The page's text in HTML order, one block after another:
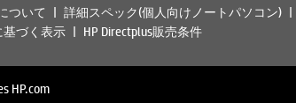
ついて 詳細スペック(個人向けノートパソコン)
づく表示
HP Directplus販売条件
HP.com